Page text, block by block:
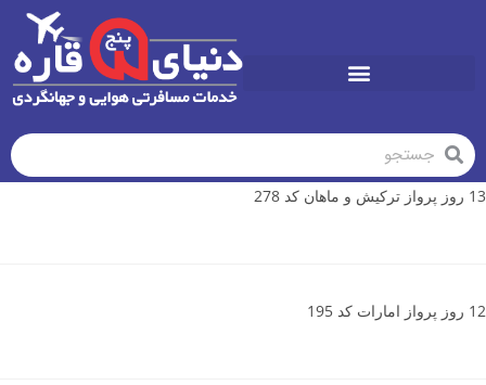
13 روز پرواز ترکیش و ماهان کد 278
12 روز پرواز امارات کد 195